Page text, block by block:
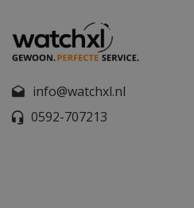
info@watchxl.nl
0592-707213